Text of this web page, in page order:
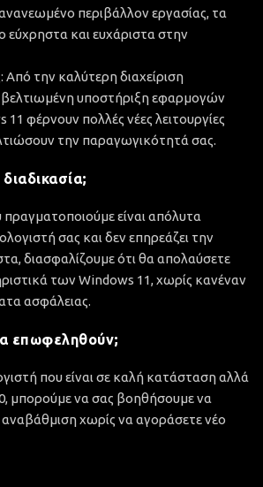
περιβάλλον εργασίας, τα
εύχρηστα και ευχάριστα στην
Από την καλύτερη διαχείριση
υποστήριξη εφαρμογών
φέρνουν πολλές νέες λειτουργίες
την παραγωγικότητά σας.
είναι απόλυτα
σας και δεν επηρεάζει την
διασφαλίζουμε ότι θα απολαύσετε
των Windows 11, χωρίς κανέναν
ασφάλειας.
επωφεληθούν;
που είναι σε καλή κατάσταση αλλά
μπορούμε να σας βοηθήσουμε να
χωρίς να αγοράσετε νέο